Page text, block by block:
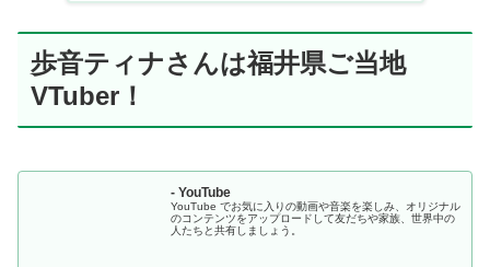
歩音ティナさんは福井県ご当地
VTuber！
- YouTube
YouTube でお気に入りの動画や音楽を楽しみ、オリジナル
のコンテンツをアップロードして友だちや家族、世界中の
人たちと共有しましょう。